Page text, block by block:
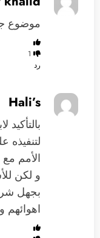
موضوع
1
رد
Hali’s
بالتأكيد
لتنفيذه
الأمم
و لكن
بجهل
اهوائهم